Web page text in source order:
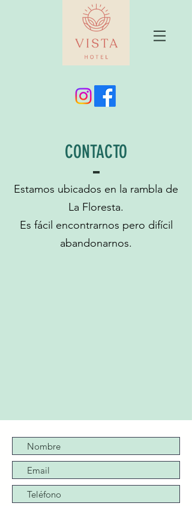
CONTACTO
Estamos ubicados en la rambla de
La Floresta.
Es fácil encontrarnos pero difícil
abandonarnos.